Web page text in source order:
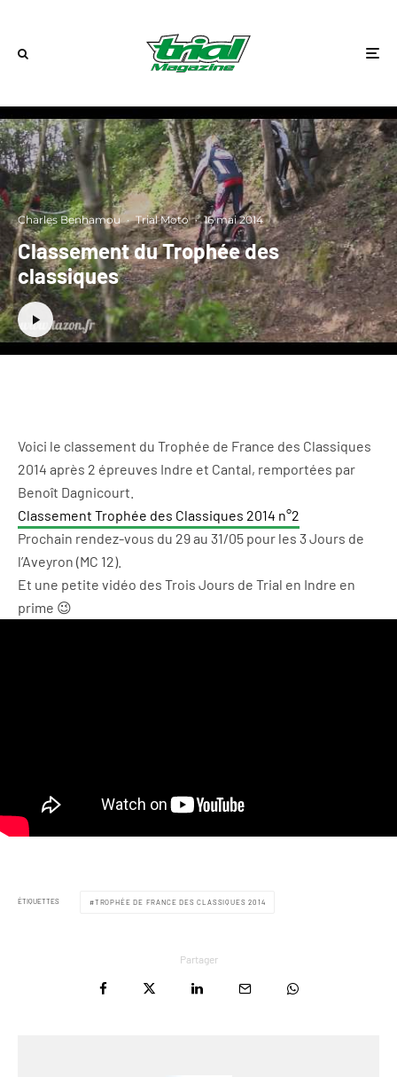
Charles Benhamou · Trial Moto · 16 mai 2014
Classement du Trophée des
classiques
Voici le classement du Trophée de France des Classiques
2014 après 2 épreuves Indre et Cantal, remportées par
Benoît Dagnicourt.
Classement Trophée des Classiques 2014 n°2
Prochain rendez-vous du 29 au 31/05 pour les 3 Jours de
l’Aveyron (MC 12).
Et une petite vidéo des Trois Jours de Trial en Indre en
prime 😉
ÉTIQUETTES TROPHÉE DE FRANCE DES CLASSIQUES 2014
Partager